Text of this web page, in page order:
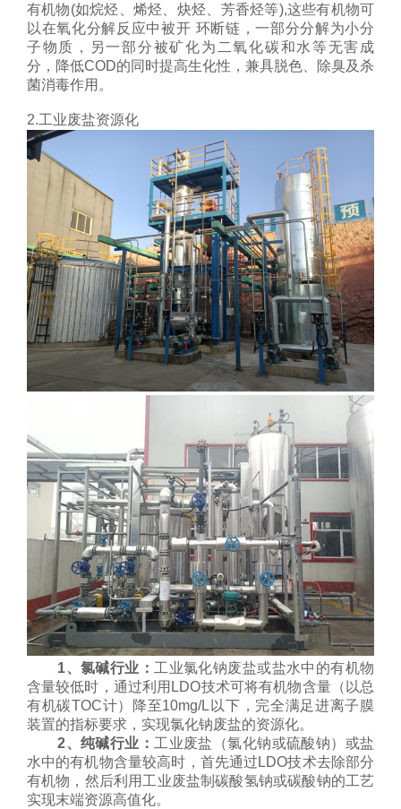
有机物(如烷烃、烯烃、炔烃、芳香烃等),这些有机物可
以在氧化分解反应中被开 环断链，一部分分解为小分
子物质，另一部分被矿化为二氧化碳和水等无害成
分，降低COD的同时提高生化性，兼具脱色、除臭及杀
菌消毒作用。
2.工业废盐资源化
1、氯碱行业 ： 工业氯化钠废盐或盐水中的有机物
含量较低时，通过利用LDO技术可将有机物含量（以总
有机碳TOC计）降至10mg/L以下，完全满足进离子膜
装置的指标要求，实现氯化钠废盐的资源化。
2、纯碱行业： 工业废盐（氯化钠或硫酸钠）或盐
水中的有机物含量较高时，首先通过LDO技术去除部分
有机物，然后利用工业废盐制碳酸氢钠或碳酸钠的工艺
实现末端资源高值化。